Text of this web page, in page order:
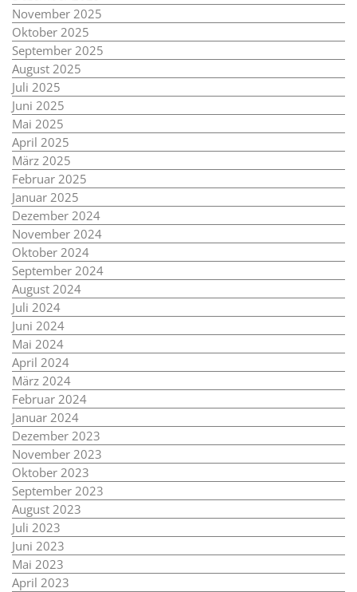
November 2025
Oktober 2025
September 2025
August 2025
Juli 2025
Juni 2025
Mai 2025
April 2025
März 2025
Februar 2025
Januar 2025
Dezember 2024
November 2024
Oktober 2024
September 2024
August 2024
Juli 2024
Juni 2024
Mai 2024
April 2024
März 2024
Februar 2024
Januar 2024
Dezember 2023
November 2023
Oktober 2023
September 2023
August 2023
Juli 2023
Juni 2023
Mai 2023
April 2023